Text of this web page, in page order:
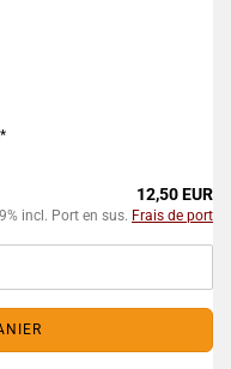
12,50 EUR
incl. Port en sus. Frais de port